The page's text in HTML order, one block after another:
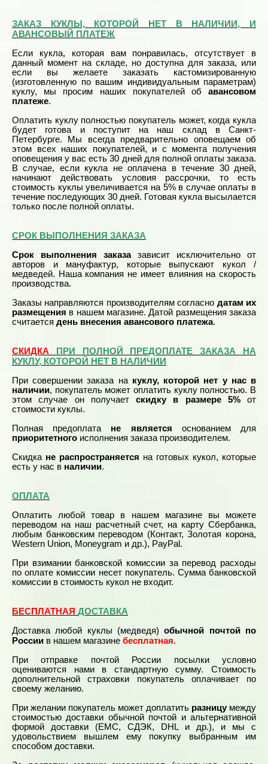
ЗАКАЗ КУКЛЫ, КОТОРОЙ НЕТ В НАЛИЧИИ, И
АВАНСОВЫЙ ПЛАТЕЖ
Если кукла, которая вам понравилась, отсутствует в
данный момент на складе, но доступна для заказа, или
если вы желаете заказать кастомизированную
(изготовленную по вашим индивидуальным параметрам)
куклу, мы просим наших покупателей об авансовом
платеже.
Оплатить куклу полностью покупатель может, когда кукла
будет готова и поступит на наш склад в Санкт-
Петербурге. Мы всегда предварительно оповещаем об
этом всех наших покупателей, и с момента получения
оповещения у вас есть 30 дней для полной оплаты заказа.
В случае, если кукла не оплачена в течение 30 дней,
начинают действовать условия рассрочки, то есть
стоимость куклы увеличивается на 5% в случае оплаты в
течение последующих 30 дней. Готовая кукла высылается
только после полной оплаты.
СРОК ВЫПОЛНЕНИЯ ЗАКАЗА
Срок выполнения заказазависит исключительно от
авторов и мануфактур, которые выпускают кукол /
медведей. Наша компания не имеет влияния на скорость
производства.
Заказы направляются производителям согласно датам их
размещения в нашем магазине. Датой размещения заказа
считается день внесения авансового платежа.
СКИДКА ПРИ ПОЛНОЙ ПРЕДОПЛАТЕ ЗАКАЗА НА
КУКЛУ, КОТОРОЙ НЕТ В НАЛИЧИИ
При совершении заказа на куклу, которой нет у нас в
наличии, покупатель может оплатить куклу полностью. В
этом случае он получает скидку в размере 5%от
стоимости куклы.
Полная предоплата не является основанием для
приоритетного исполнения заказа производителем.
Скидка не распространяется на готовых кукол, которые
есть у нас в наличии.
ОПЛАТА
Оплатить любой товар в нашем магазине вы можете
переводом на наш расчетный счет, на карту Сбербанка,
любым банковским переводом (Контакт, Золотая корона,
Western Union, Moneygram и др.), PayPal.
При взимании банковской комиссии за перевод расходы
по оплате комиссии несет покупатель. Сумма банковской
комиссии в стоимость кукол не входит.
БЕСПЛАТНАЯ ДОСТАВКА
Доставка любой куклы (медведя)обычной почтой по
России в нашем магазине бесплатная.
При отправке почтой России посылки условно
оцениваются нами в стандартную сумму. Стоимость
дополнительной страховки покупатель оплачивает по
своему желанию.
При желании покупатель может доплатить разницу между
стоимостью доставки обычной почтой и альтернативной
формой доставки (ЕМС, СДЭК, DHL и др.), и мы с
удовольствием вышлем ему покупку выбранным им
способом доставки.